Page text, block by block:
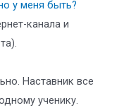
у меня быть?
канала и
Наставник все
ученику.